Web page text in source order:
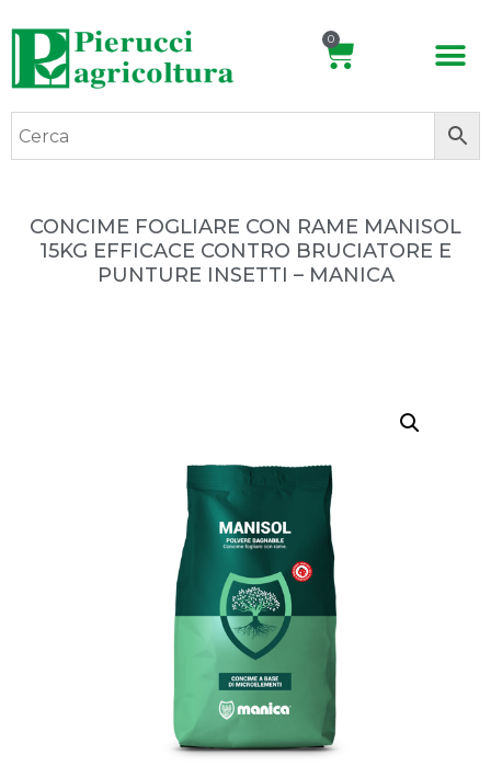
0
CONCIME FOGLIARE CON RAME MANISOL
15KG EFFICACE CONTRO BRUCIATORE E
PUNTURE INSETTI – MANICA